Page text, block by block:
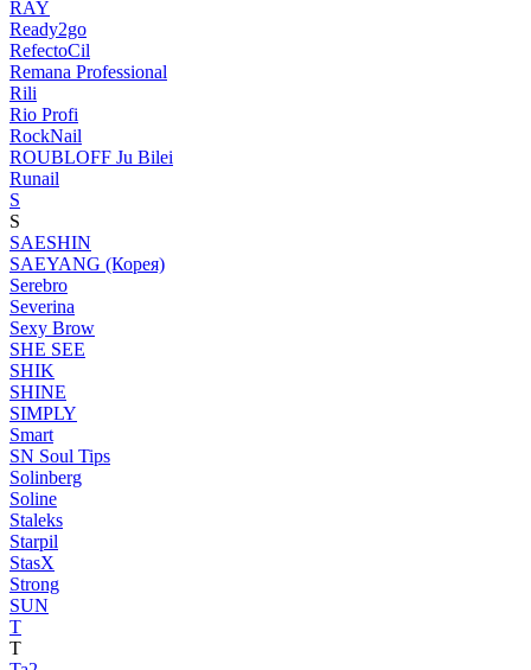
RAY
Ready2go
RefectoCil
Remana Professional
Rili
Rio Profi
RockNail
ROUBLOFF Ju Bilei
Runail
S
S
SAESHIN
SAEYANG (Корея)
Serebro
Severina
Sexy Brow
SHE SEE
SHIK
SHINE
SIMPLY
Smart
SN Soul Tips
Solinberg
Soline
Staleks
Starpil
StasX
Strong
SUN
T
T